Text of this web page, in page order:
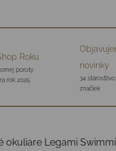
Roku
poroty
rok 2025
novinky
34
značiek
okuliare Legami